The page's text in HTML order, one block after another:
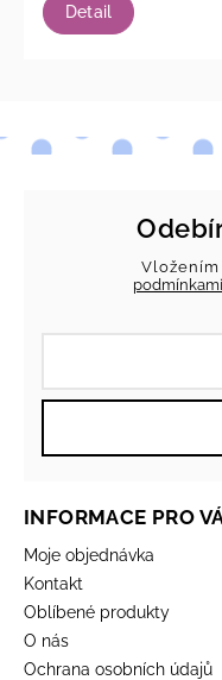
Detail
INFORMACE PRO
Moje objednávka
Kontakt
Oblíbené produkty
O nás
Ochrana osobních údajů